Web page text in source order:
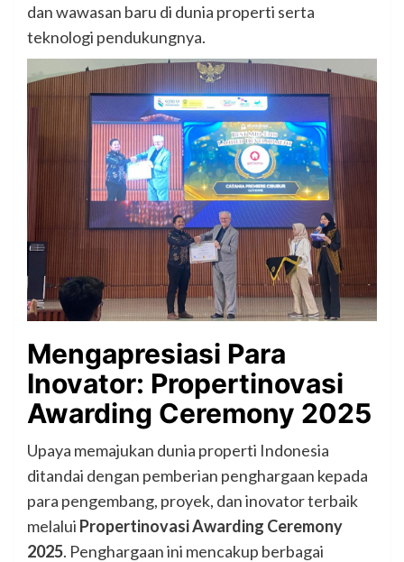
dan wawasan baru di dunia properti serta
teknologi pendukungnya.
Mengapresiasi Para
Inovator: Propertinovasi
Awarding Ceremony 2025
Upaya memajukan dunia properti Indonesia
ditandai dengan pemberian penghargaan kepada
para pengembang, proyek, dan inovator terbaik
melalui Propertinovasi Awarding Ceremony
2025. Penghargaan ini mencakup berbagai